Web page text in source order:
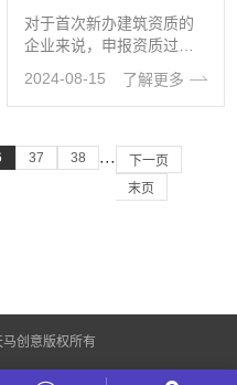
对于首次新办建筑资质的
企业来说，申报资质过程
所难免，其中最令人关注
的就是资质申···
2024-08-15 了解更多
37 38 ···
下一页
末页
创意版权所有